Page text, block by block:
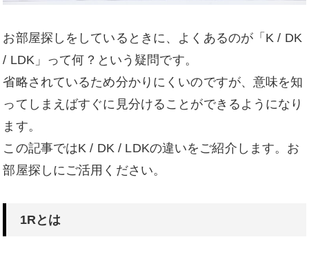
お部屋探しをしているときに、よくあるのが「K / DK
/ LDK」って何？という疑問です。
省略されているため分かりにくいのですが、意味を知
ってしまえばすぐに見分けることができるようになり
ます。
この記事ではK / DK / LDKの違いをご紹介します。お
部屋探しにご活用ください。
1Rとは